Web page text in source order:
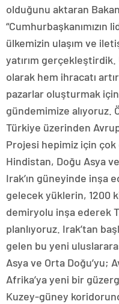
olduğunu aktaran
“Cumhurbaşkanımızın
ülkemizin ulaşım ve
yatırım gerçekleştirdik.
olarak hem ihracatı
pazarlar oluşturmak
gündemimize alıyoruz.
Türkiye üzerinden
Projesi hepimiz için
Hindistan, Doğu Asya
Irak’ın güneyinde inşa
gelecek yüklerin, 1200
demiryolu inşa ederek
planlıyoruz. Irak’tan
gelen bu yeni
Asya ve Orta Doğu’yu;
Afrika’ya yeni bir
Kuzey-güney